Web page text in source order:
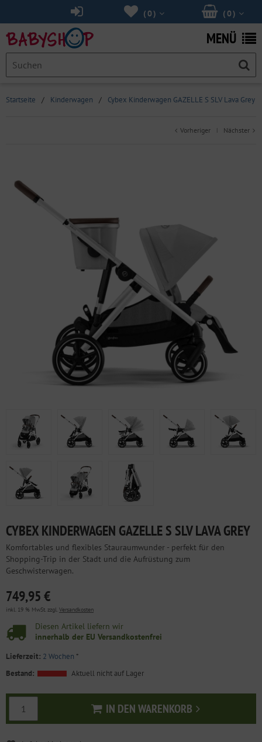
(0 )
(0 )
MENÜ
Startseite / Kinderwagen / Cybex Kinderwagen GAZELLE S SLV Lava Grey
Vorheriger | Nächster
CYBEX KINDERWAGEN GAZELLE S SLV LAVA GREY
Komfortables und flexibles Stauraumwunder - perfekt für den
Shopping-Trip in der Stadt und die Aufrüstung zum
Geschwisterwagen.
749,95 €
inkl. 19 % MwSt. zzgl. Versandkosten
Diesen Artikel liefern wir
innerhalb der EU Versandkostenfrei
Lieferzeit: 2 Wochen *
Bestand:
Aktuell nicht auf Lager
IN DEN WARENKORB
In den Warenkorb